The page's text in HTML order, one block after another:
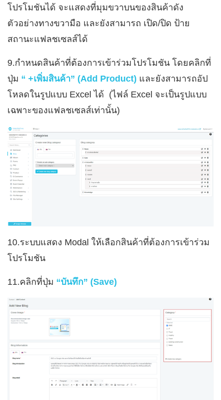
โปรโมชันได้ จะแสดงที่มุมขวาบนของสินค้าดัง
ตัวอย่างทางขวามือ และยังสามารถ เปิด/ปิด ป้าย
สถานะแฟลชเซลส์ได้
9.กำหนดสินค้าที่ต้องการเข้าร่วมโปรโมชัน โดยคลิกที่
ปุ่ม “ +เพิ่มสินค้า” (Add Product) และยังสามารถอัป
โหลดในรูปแบบ Excel ได้ (ไฟล์ Excel จะเป็นรูปแบบ
เฉพาะของแฟลชเซลส์เท่านั้น)
10.ระบบแสดง Modal ให้เลือกสินค้าที่ต้องการเข้าร่วม
โปรโมชัน
11.คลิกที่ปุ่ม “บันทึก” (Save)